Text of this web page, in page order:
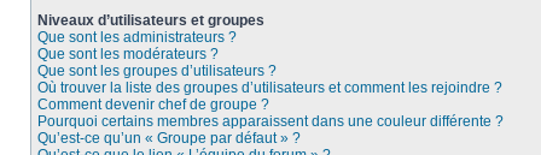
Niveaux d’utilisateurs et groupes
Que sont les administrateurs ?
Que sont les modérateurs ?
Que sont les groupes d’utilisateurs ?
Où trouver la liste des groupes d’utilisateurs et comment les rejoindre ?
Comment devenir chef de groupe ?
Pourquoi certains membres apparaissent dans une couleur différente ?
Qu’est-ce qu’un « Groupe par défaut » ?